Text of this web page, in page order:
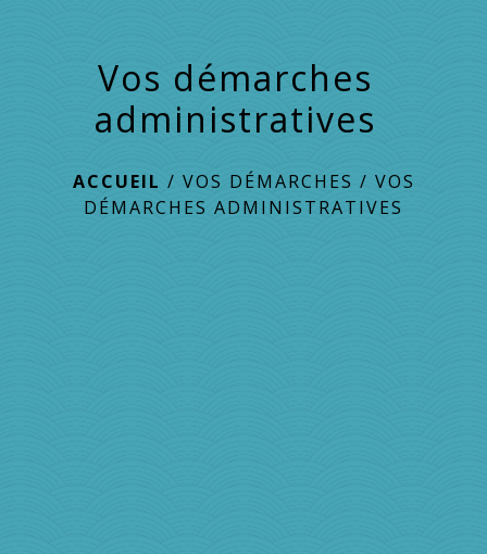
Vos démarches
administratives
ACCUEIL / VOS DÉMARCHES / VOS
DÉMARCHES ADMINISTRATIVES